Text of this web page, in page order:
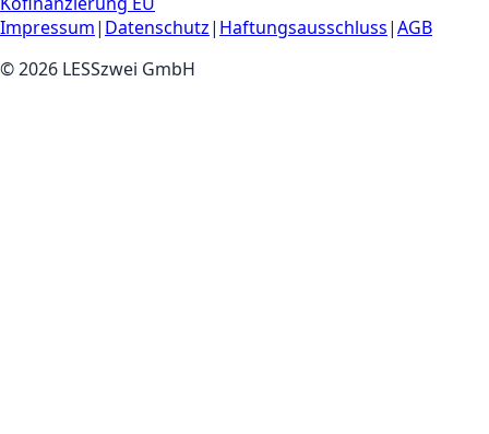
Impressum| Datenschutz| Haftungsausschluss|AGB
©2026 LESSzwei GmbH